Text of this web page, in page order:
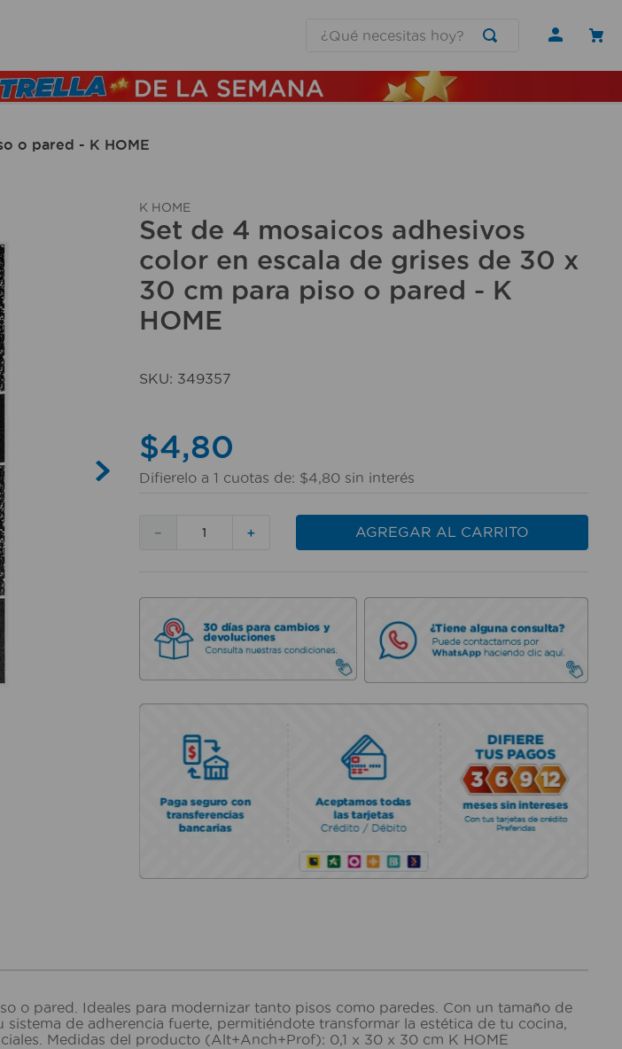
o pared - K HOME
K HOME
Set de 4 mosaicos adhesivos
color en escala de grises de 30 x
30 cm para piso o pared - K
HOME
SKU: 349357
$4,80
Difierelo a 1 cuotas de: $4,80sin interés
＋
－ AGREGAR AL CARRITO
o pared. Ideales para modernizar tanto pisos como paredes. Con un tamaño de
de adherencia fuerte, permitiéndote transformar la estética de tu cocina,
Medidas del producto (Alt+Anch+Prof): 0,1 x 30 x 30 cm K HOME
MÁS BUSCADOS